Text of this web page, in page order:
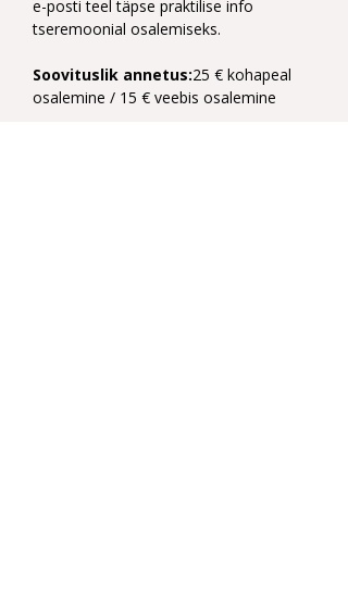
e-posti teel täpse praktilise info
tseremoonial osalemiseks.
Soovituslik annetus:25 € kohapeal
osalemine / 15 € veebis osalemine